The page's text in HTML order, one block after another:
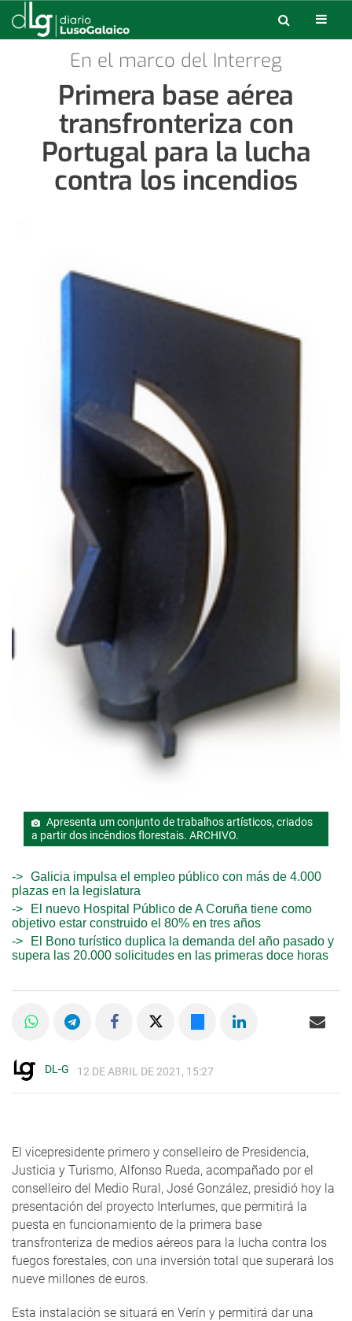
En el marco del Interreg
Primera base aérea
transfronteriza con
Portugal para la lucha
contra los incendios
Apresenta um conjunto de trabalhos artísticos, criados
a partir dos incêndios florestais. ARCHIVO.
Galicia impulsa el empleo público con más de 4.000
plazas en la legislatura
El nuevo Hospital Público de A Coruña tiene como
objetivo estar construido el 80% en tres años
El Bono turístico duplica la demanda del año pasado y
supera las 20.000 solicitudes en las primeras doce horas
DL-G 12 DE ABRIL DE 2021, 15:27
El vicepresidente primero y conselleiro de Presidencia,
Justicia y Turismo, Alfonso Rueda, acompañado por el
conselleiro del Medio Rural, José González, presidió hoy la
presentación del proyecto Interlumes, que permitirá la
puesta en funcionamiento de la primera base
transfronteriza de medios aéreos para la lucha contra los
fuegos forestales, con una inversión total que superará los
nueve millones de euros.
Esta instalación se situará en Verín y permitirá dar una